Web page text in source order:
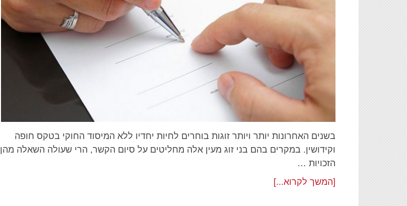
בשנים האחרונות יותר ויותר זוגות בוחרים לחיות יחדיו ללא המיסוד החוקי בטקס חופה
וקידושין. במקרים בהם בני זוג מעין אלה מחליטים על סיום הקשר, הרי שעולה השאלה מהן
הזכויות …
[המשך לקרוא...]